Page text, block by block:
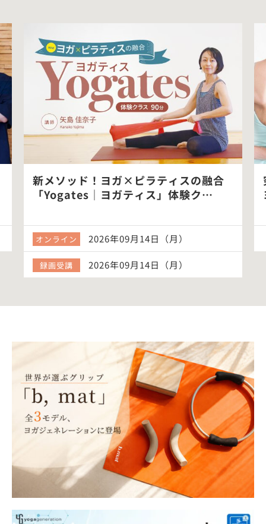
新メソッド！ヨガ×ピラティスの融合
「Yogates｜ヨガティス」体験ク…
オンライン 2026年09月14日（月）
録画受講 2026年09月14日（月）